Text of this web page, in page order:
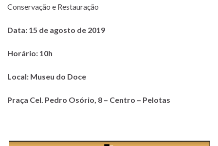
Conservação e Restauração
Data: 15 de agosto de 2019
Horário: 10h
Local: Museu do Doce
Praça Cel. Pedro Osório, 8 – Centro – Pelotas